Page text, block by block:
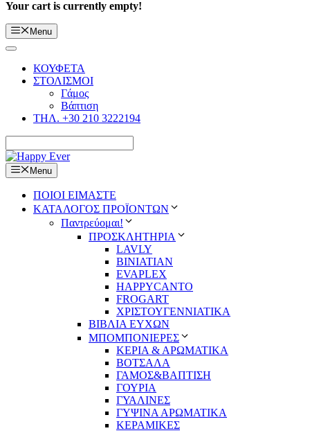
Your cart is currently empty!
Menu
ΚΟΥΦΕΤΑ
ΣΤΟΛΙΣΜΟΙ
Γάμος
Βάπτιση
ΤΗΛ. +30 210 3222194
Menu
ΠΟΙΟΙ ΕΙΜΑΣΤΕ
ΚΑΤΑΛΟΓΟΣ ΠΡΟΪΟΝΤΩΝ
Παντρεύομαι!
ΠΡΟΣΚΛΗΤΗΡΙΑ
LAVLY
BINIATIAN
EVAPLEX
HAPPYCANTO
FROGART
ΧΡΙΣΤΟΥΓΕΝΝΙΑΤΙΚΑ
ΒΙΒΛΙΑ ΕΥΧΩΝ
ΜΠΟΜΠΟΝΙΕΡΕΣ
ΚΕΡΙΑ & ΑΡΩΜΑΤΙΚΑ
ΒΟΤΣΑΛΑ
ΓΑΜΟΣ&ΒΑΠΤΙΣΗ
ΓΟΥΡΙΑ
ΓΥΑΛΙΝΕΣ
ΓΥΨΙΝΑ ΑΡΩΜΑΤΙΚΑ
ΚΕΡΑΜΙΚΕΣ